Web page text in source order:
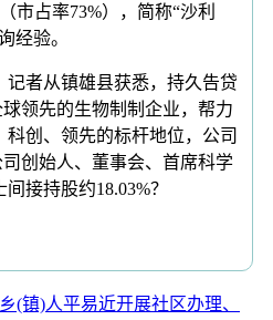
市占率73%），简称“沙利
经验。
者从镇雄县获悉，持久告贷
领先的生物制制企业，帮力
创、领先的标杆地位，公司
创始人、董事会、首席科学
接持股约18.03%？
(镇)人平易近开展社区办理、